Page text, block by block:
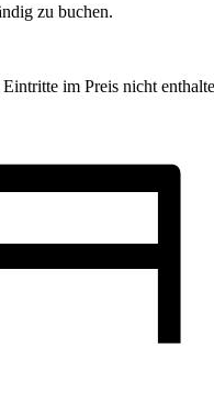
zu buchen.
im Preis nicht